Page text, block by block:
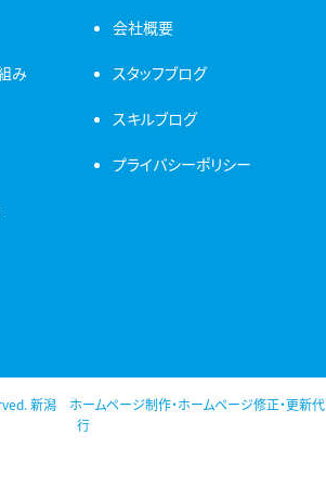
会社概要
み スタッフブログ
スキルブログ
プライバシーポリシー
新潟 ホームページ制作・ホームページ修正・更新代
行